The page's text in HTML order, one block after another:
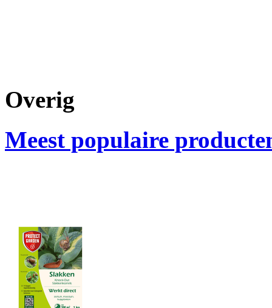
Overig
Meest populaire